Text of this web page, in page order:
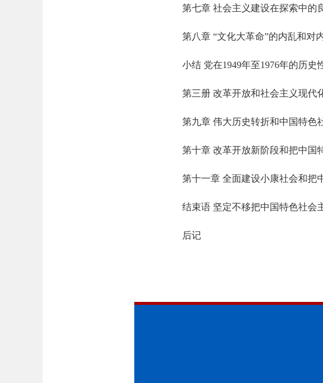
第七章 社会主义建设在探索中的
第八章 “文化大革命”的内乱和对
小结 党在1949年至1976年的历史
第三册 改革开放和社会主义现代
第九章 伟大历史转折和中国特色
第十章 改革开放新阶段和把中国
第十一章 全面建设小康社会和把
结束语 坚定不移把中国特色社会
后记